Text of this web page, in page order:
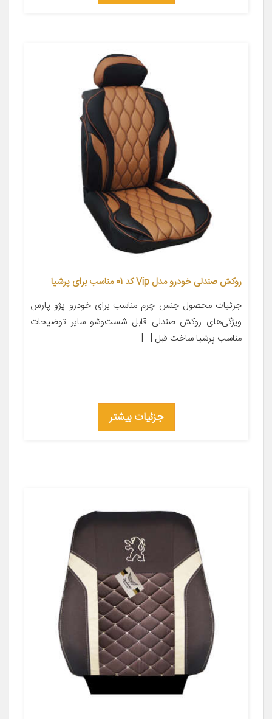
روکش صندلی خودرو مدل Vip کد 01 مناسب برای پرشیا
جزئیات محصول جنس چرم مناسب برای خودرو پژو پارس
ویژگی‌های روکش صندلی قابل شست‌وشو سایر توضیحات
مناسب پرشیا ساخت قبل […]
جزئیات بیشتر